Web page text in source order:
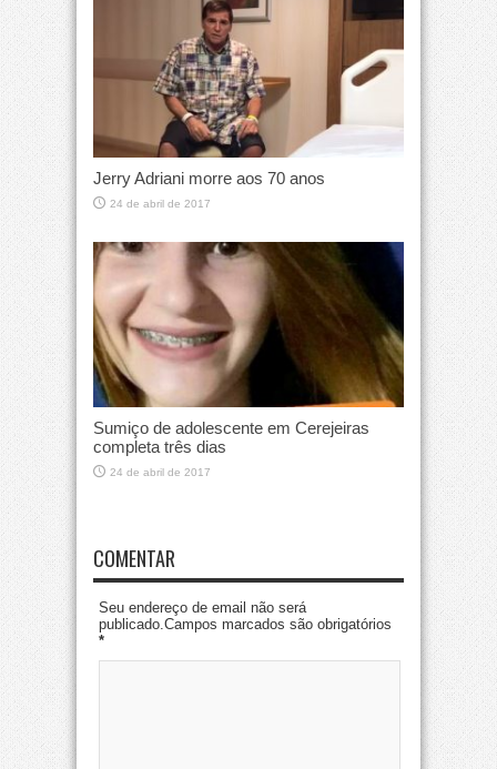
Jerry Adriani morre aos 70 anos
24 de abril de 2017
Sumiço de adolescente em Cerejeiras
completa três dias
24 de abril de 2017
COMENTAR
Seu endereço de email não será
publicado.Campos marcados são obrigatórios
*